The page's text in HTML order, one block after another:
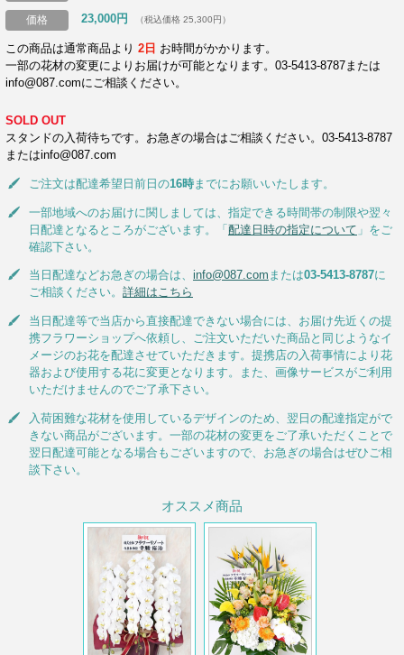
価格 23,000円 （税込価格 25,300円）
この商品は通常商品より2日 お時間がかかります。
一部の花材の変更によりお届けが可能となります。03-5413-8787または
info@087.comにご相談ください。
SOLD OUT
スタンドの入荷待ちです。お急ぎの場合はご相談ください。03-5413-8787
またはinfo@087.com
ご注文は配達希望日前日の16時までにお願いいたします。
一部地域へのお届けに関しましては、指定できる時間帯の制限や翌々
日配達となるところがございます。「配達日時の指定について 」をご
確認下さい。
当日配達などお急ぎの場合は、 info@087.com または03-5413-8787に
ご相談ください。 詳細はこちら
当日配達等で当店から直接配達できない場合には、お届け先近くの提
携フラワーショップへ依頼し、ご注文いただいた商品と同じようなイ
メージのお花を配達させていただきます。提携店の入荷事情により花
器および使用する花に変更となります。また、画像サービスがご利用
いただけませんのでご了承下さい。
入荷困難な花材を使用しているデザインのため、翌日の配達指定がで
きない商品がございます。一部の花材の変更をご了承いただくことで
翌日配達可能となる場合もございますので、お急ぎの場合はぜひご相
談下さい。
オススメ商品